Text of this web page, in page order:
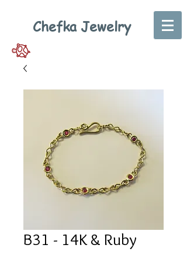
Chefka Jewelry
B31 - 14K & Ruby